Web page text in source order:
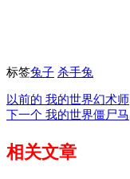
标签兔子 杀手兔
以前的 我的世界幻术师
下一个 我的世界僵尸马
相关文章